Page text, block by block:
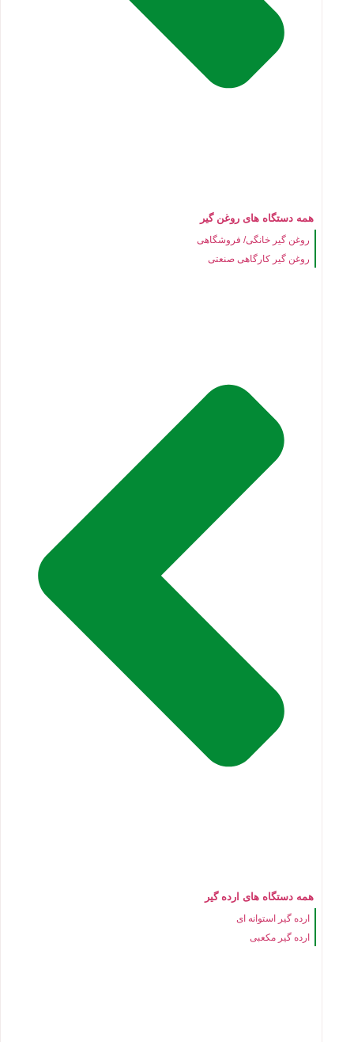
همه دستگاه های روغن گیر
روغن گیر خانگی/ فروشگاهی
روغن گیر کارگاهی صنعتی
همه دستگاه های ارده گیر
ارده گیر استوانه ای
ارده گیر مکعبی